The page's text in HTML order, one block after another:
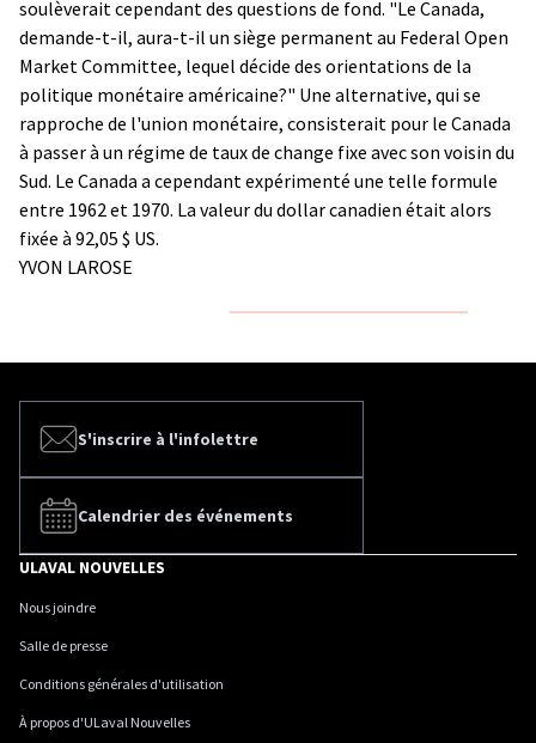
soulèverait cependant des questions de fond. "Le Canada,
demande-t-il, aura-t-il un siège permanent au Federal Open
Market Committee, lequel décide des orientations de la
politique monétaire américaine?" Une alternative, qui se
rapproche de l'union monétaire, consisterait pour le Canada
à passer à un régime de taux de change fixe avec son voisin du
Sud. Le Canada a cependant expérimenté une telle formule
entre 1962 et 1970. La valeur du dollar canadien était alors
fixée à 92,05 $ US.
YVON LAROSE
S'inscrire à l'infolettre
Calendrier des événements
ULAVAL NOUVELLES
Nous joindre
Salle de presse
Conditions générales d'utilisation
À propos d'ULaval Nouvelles